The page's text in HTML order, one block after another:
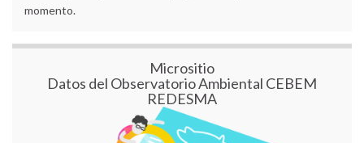
momento.
Micrositio
Datos del Observatorio Ambiental CEBEM
REDESMA